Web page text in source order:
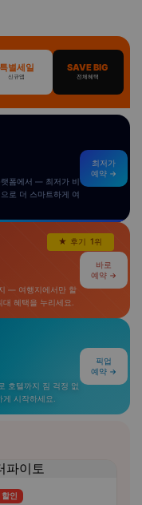
특별세일
신규앱
SAVE BIG
전체혜택
폼에서 — 최저가 비
로 더 스마트하게 여
최저가
예약 →
★ 후기 1위
— 여행지에서만 할
혜택을 누리세요.
바로
예약 →
호텔까지 짐 걱정 없
시작하세요.
픽업
예약 →
인